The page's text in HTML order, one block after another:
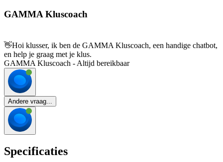
GAMMA Kluscoach
👋Hoi klusser, ik ben de GAMMA Kluscoach, een handige chatbot,
en help je graag met je klus.
GAMMA Kluscoach - Altijd bereikbaar
Andere vraag...
Specificaties